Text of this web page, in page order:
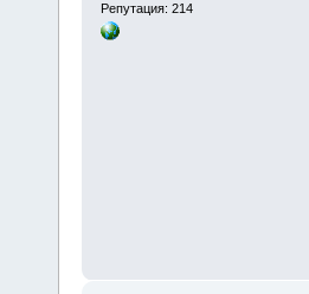
Репутация: 214